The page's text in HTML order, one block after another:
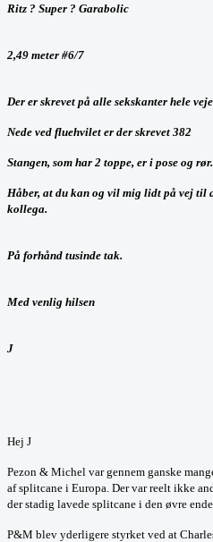
Ritz ? Super ? Garabolic
2,49 meter #6/7
Der er skrevet på alle sekskanter hele
Nede ved fluehvilet er der skrevet 382
Stangen, som har 2 toppe, er i pose og rør.
Håber, at du kan og vil mig lidt på vej til
kollega.
På forhånd tusinde tak.
Med venlig hilsen
J
Hej J
Pezon & Michel var gennem ganske
af splitcane i Europa. Der var reelt ikke
der stadig lavede splitcane i den øvre ende.
P&M blev yderligere styrket ved at